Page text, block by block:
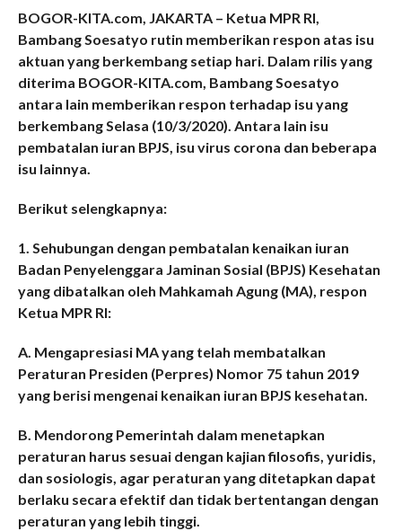
BOGOR-KITA.com, JAKARTA – Ketua MPR RI,
Bambang Soesatyo rutin memberikan respon atas isu
aktuan yang berkembang setiap hari. Dalam rilis yang
diterima BOGOR-KITA.com, Bambang Soesatyo
antara lain memberikan respon terhadap isu yang
berkembang Selasa (10/3/2020). Antara lain isu
pembatalan iuran BPJS, isu virus corona dan beberapa
isu lainnya.
Berikut selengkapnya:
1. Sehubungan dengan pembatalan kenaikan iuran
Badan Penyelenggara Jaminan Sosial (BPJS) Kesehatan
yang dibatalkan oleh Mahkamah Agung (MA), respon
Ketua MPR RI:
A. Mengapresiasi MA yang telah membatalkan
Peraturan Presiden (Perpres) Nomor 75 tahun 2019
yang berisi mengenai kenaikan iuran BPJS kesehatan.
B. Mendorong Pemerintah dalam menetapkan
peraturan harus sesuai dengan kajian filosofis, yuridis,
dan sosiologis, agar peraturan yang ditetapkan dapat
berlaku secara efektif dan tidak bertentangan dengan
peraturan yang lebih tinggi.